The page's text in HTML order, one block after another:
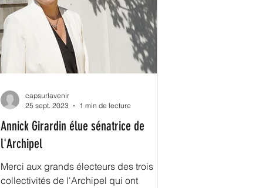
Annick Girardin élue sénatrice de
l'Archipel
Merci aux grands électeurs des trois
collectivités de l'Archipel qui ont
capsurlavenir
25 sept. 2023
1 min de lecture